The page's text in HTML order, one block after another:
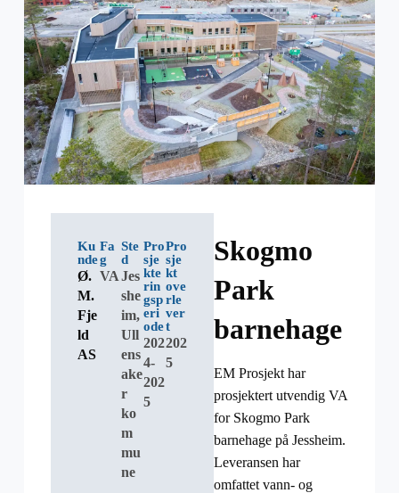
Ku
nde
Ø.
M.
Fje
ld
AS
Fa
g
VA
Ste
d
Jes
she
im,
Ull
ens
ake
r
ko
m
mu
ne
Pro
sje
kte
rin
gsp
eri
ode
202
4-
202
5
Pro
sje
kt
ove
rle
ver
t
202
5
Skogmo
Park
barnehage
EM Prosjekt har
prosjektert utvendig VA
for Skogmo Park
barnehage på Jessheim.
Leveransen har
omfattet vann- og